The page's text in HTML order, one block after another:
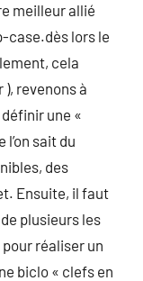
meilleur allié
case.dès lors le
cela
), revenons à
une «
sait du
des
Ensuite, il faut
plusieurs les
réaliser un
biclo « clefs en